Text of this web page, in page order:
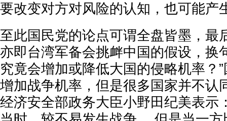
要改变对方对风险的认知，也可能产
至此国民党的论点可谓全盘皆墨，最
亦即台湾军备会挑衅中国的假设，换
究竟会增加或降低大国的侵略机率？
增加战争机率，但是很多国家并不认
经济安全部政务大臣小野田纪美表示